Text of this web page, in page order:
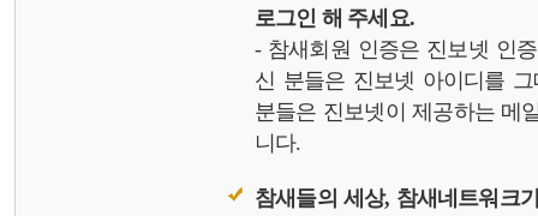
로그인 해 주세요.
- 참새회원 인증은 진보넷 인
신 분들은 진보넷 아이디를
분들은 진보넷이 제공하는 메
니다.
참새들의 세상, 참새네트워크